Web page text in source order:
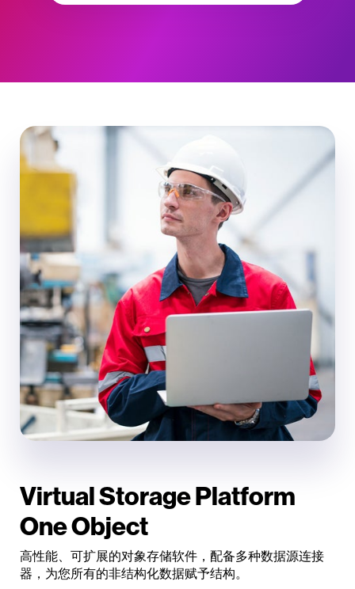
Virtual Storage Platform
One Object
高性能、可扩展的对象存储软件，配备多种数据源连接
器，为您所有的非结构化数据赋予结构。